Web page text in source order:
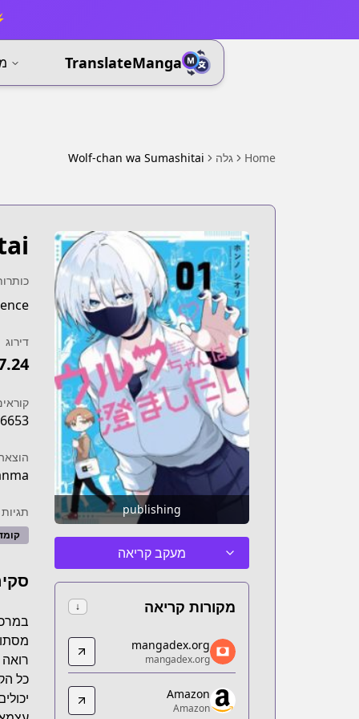
TranslateManga
Home גלה Wolf-chan wa Sumashitai
publishing
מעקב קריאה
מקורות קריאה ↓
mangadex.org
mangadex.org
5b28-44d4-a77f-0e920cd960a6
Amazon
mangadex.org
mangadex.org
Amazon
Amazon
דירוג
6653
תגיות
כל